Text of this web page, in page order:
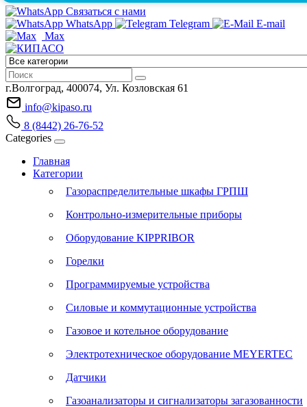
Связаться с нами
WhatsApp
Telegram
E-mail
Max
г.Волгоград, 400074, Ул. Козловская 61
info@kipaso.ru
8 (8442) 26-76-52
Categories
Главная
Категории
Газораспределительные шкафы ГРПШ
Контрольно-измерительные приборы
Оборудование KIPPRIBOR
Горелки
Программируемые устройства
Силовые и коммутационные устройства
Газовое и котельное оборудование
Электротехническое оборудование MEYERTEC
Датчики
Газоанализаторы и сигнализаторы загазованности